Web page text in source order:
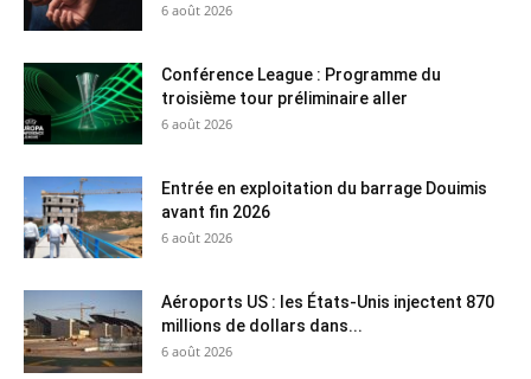
6 août 2026
Conférence League : Programme du
troisième tour préliminaire aller
6 août 2026
Entrée en exploitation du barrage Douimis
avant fin 2026
6 août 2026
Aéroports US : les États-Unis injectent 870
millions de dollars dans...
6 août 2026